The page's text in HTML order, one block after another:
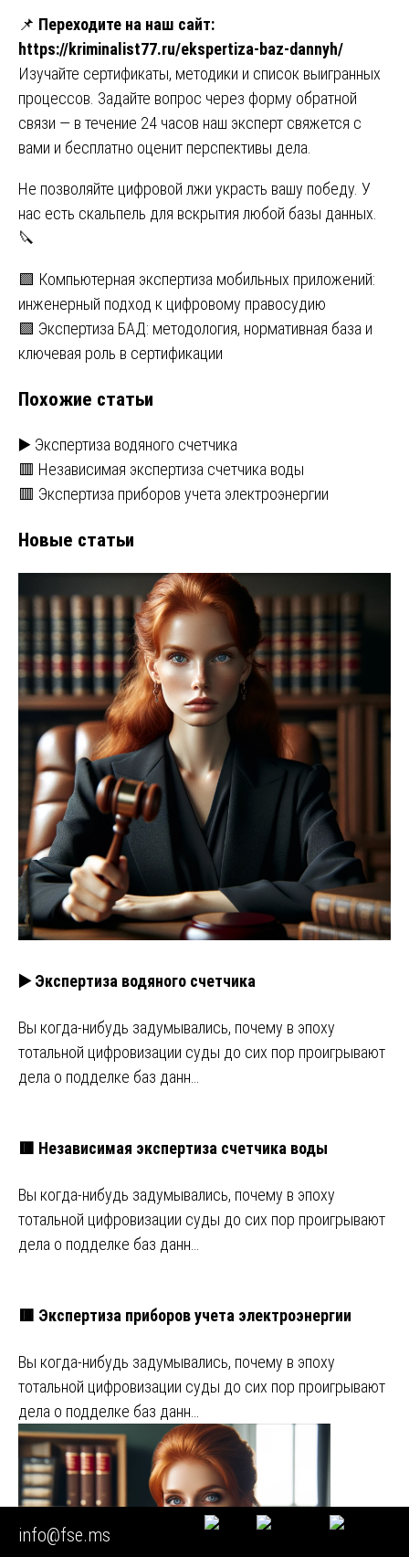
📌 Переходите на наш сайт:
https://kriminalist77.ru/ekspertiza-baz-dannyh/
Изучайте сертификаты, методики и список выигранных
процессов. Задайте вопрос через форму обратной
связи — в течение 24 часов наш эксперт свяжется с
вами и бесплатно оценит перспективы дела.
Не позволяйте цифровой лжи украсть вашу победу. У
нас есть скальпель для вскрытия любой базы данных.
🔪
Навигация
по
записям
🟩 Компьютерная экспертиза мобильных приложений:
инженерный подход к цифровому правосудию
🟩 Экспертиза БАД: методология, нормативная база и
ключевая роль в сертификации
Похожие статьи
▶️ Экспертиза водяного счетчика
🟥 Независимая экспертиза счетчика воды
🟥 Экспертиза приборов учета электроэнергии
Новые статьи
▶️ Экспертиза водяного счетчика
Вы когда-нибудь задумывались, почему в эпоху
тотальной цифровизации суды до сих пор проигрывают
дела о подделке баз данн…
🟥 Независимая экспертиза счетчика воды
Вы когда-нибудь задумывались, почему в эпоху
тотальной цифровизации суды до сих пор проигрывают
дела о подделке баз данн…
🟥 Экспертиза приборов учета электроэнергии
Вы когда-нибудь задумывались, почему в эпоху
тотальной цифровизации суды до сих пор проигрывают
дела о подделке баз данн…
info@fse.ms